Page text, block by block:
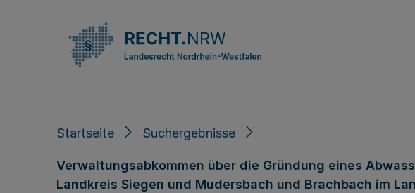
Startseite Suchergebnisse
Verwaltungsabkommen über die Gründung eines
Landkreis Siegen und Mudersbach und Brachbach im